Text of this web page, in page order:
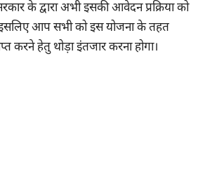
के द्वारा अभी इसकी आवेदन प्रक्रिया को
आप सभी को इस योजना के तहत
करने हेतु थोड़ा इंतजार करना होगा।